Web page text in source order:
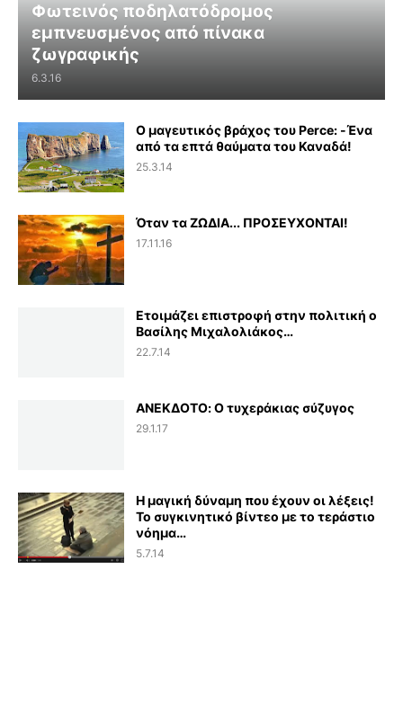
Φωτεινός ποδηλατόδρομος
εμπνευσμένος από πίνακα
ζωγραφικής
6.3.16
Ο μαγευτικός βράχος του Perce: -Ένα
από τα επτά θαύματα του Καναδά!
25.3.14
Όταν τα ΖΩΔΙΑ... ΠΡΟΣΕΥΧΟΝΤΑΙ!
17.11.16
Ετοιμάζει επιστροφή στην πολιτική ο
Βασίλης Μιχαλολιάκος…
22.7.14
ΑΝΕΚΔΟΤΟ: Ο τυχεράκιας σύζυγος
29.1.17
Η μαγική δύναμη που έχουν οι λέξεις!
Το συγκινητικό βίντεο με το τεράστιο
νόημα…
5.7.14